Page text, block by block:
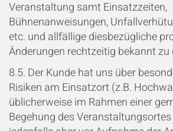
Veranstaltung samt Einsatzzeiten,
Bühnenanweisungen,
etc. und allfällige diesbezügliche
Änderungen rechtzeitig bekannt zu
8.5. Der Kunde hat uns über
Risiken am Einsatzort (z.B.
üblicherweise im Rahmen einer
Begehung des